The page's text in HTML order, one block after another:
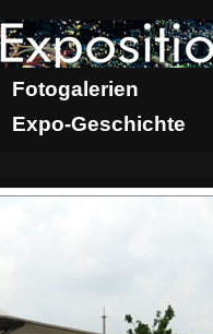
Fotogalerien
Expo-Geschichte